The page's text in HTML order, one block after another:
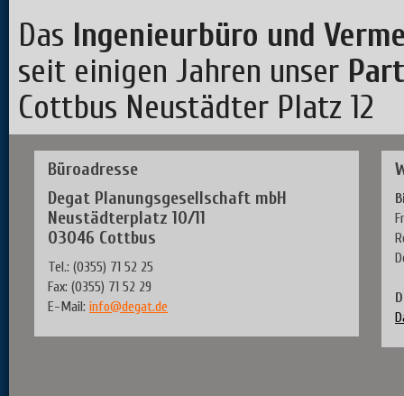
Das Ingenieurbüro und
seit einigen Jahren unser
Cottbus Neustädter Platz 12
Büroadresse
Degat Planungsgesellschaft mbH
Neustädterplatz 10/11
03046 Cottbus
Tel.: (0355) 71 52 25
Fax: (0355) 71 52 29
E-Mail: info@degat.de